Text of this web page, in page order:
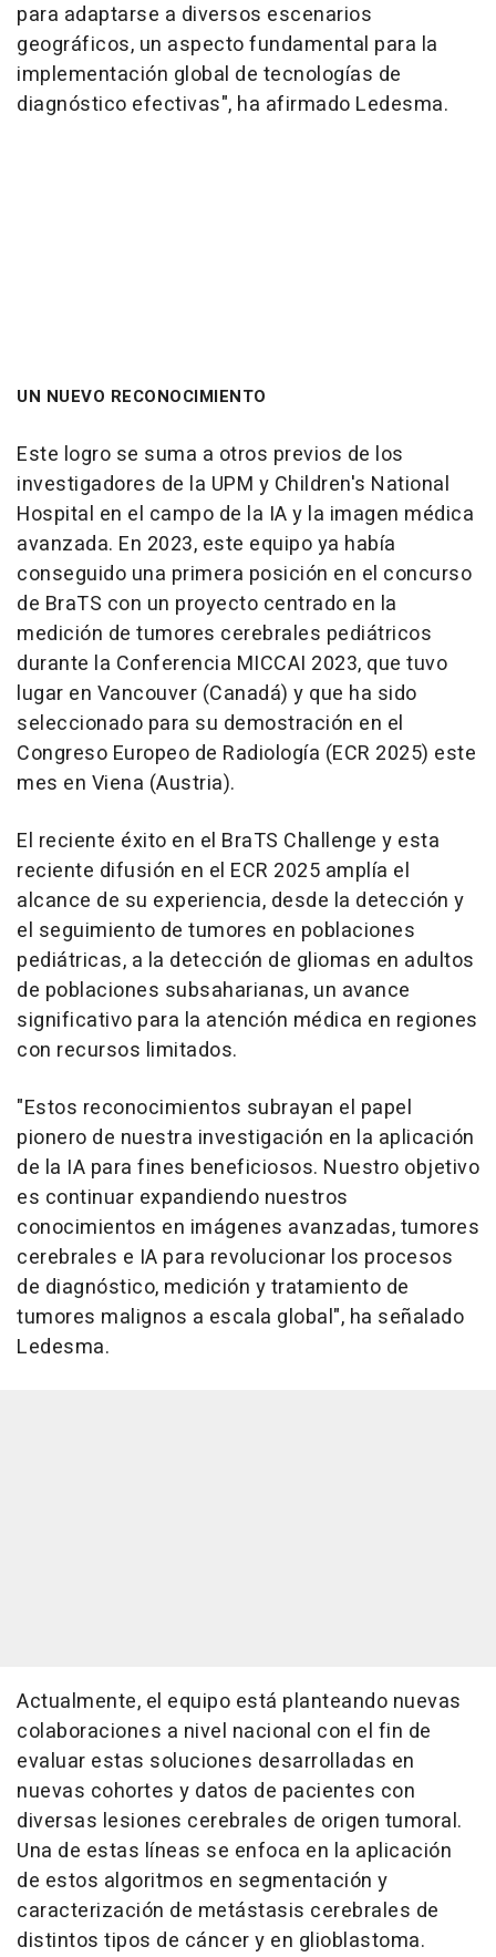
para adaptarse a diversos escenarios
geográficos, un aspecto fundamental para la
implementación global de tecnologías de
diagnóstico efectivas", ha afirmado Ledesma.
UN NUEVO RECONOCIMIENTO
Este logro se suma a otros previos de los
investigadores de la UPM y Children's National
Hospital en el campo de la IA y la imagen médica
avanzada. En 2023, este equipo ya había
conseguido una primera posición en el concurso
de BraTS con un proyecto centrado en la
medición de tumores cerebrales pediátricos
durante la Conferencia MICCAI 2023, que tuvo
lugar en Vancouver (Canadá) y que ha sido
seleccionado para su demostración en el
Congreso Europeo de Radiología (ECR 2025) este
mes en Viena (Austria).
El reciente éxito en el BraTS Challenge y esta
reciente difusión en el ECR 2025 amplía el
alcance de su experiencia, desde la detección y
el seguimiento de tumores en poblaciones
pediátricas, a la detección de gliomas en adultos
de poblaciones subsaharianas, un avance
significativo para la atención médica en regiones
con recursos limitados.
"Estos reconocimientos subrayan el papel
pionero de nuestra investigación en la aplicación
de la IA para fines beneficiosos. Nuestro objetivo
es continuar expandiendo nuestros
conocimientos en imágenes avanzadas, tumores
cerebrales e IA para revolucionar los procesos
de diagnóstico, medición y tratamiento de
tumores malignos a escala global", ha señalado
Ledesma.
Actualmente, el equipo está planteando nuevas
colaboraciones a nivel nacional con el fin de
evaluar estas soluciones desarrolladas en
nuevas cohortes y datos de pacientes con
diversas lesiones cerebrales de origen tumoral.
Una de estas líneas se enfoca en la aplicación
de estos algoritmos en segmentación y
caracterización de metástasis cerebrales de
distintos tipos de cáncer y en glioblastoma.